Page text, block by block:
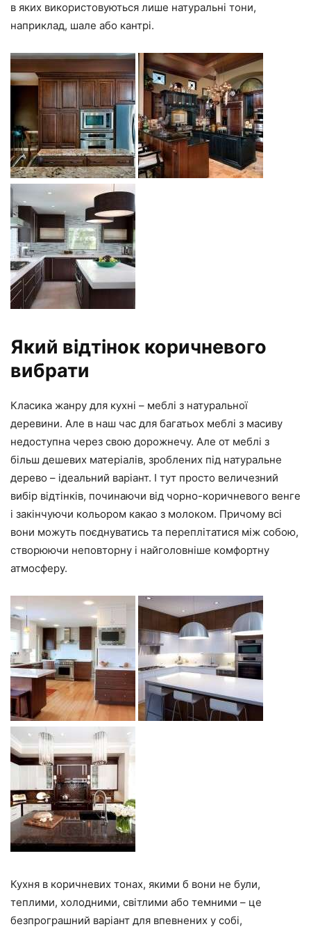
в яких використовуються лише натуральні тони,
наприклад, шале або кантрі.
Який відтінок коричневого
вибрати
Класика жанру для кухні – меблі з натуральної
деревини. Але в наш час для багатьох меблі з масиву
недоступна через свою дорожнечу. Але от меблі з
більш дешевих матеріалів, зроблених під натуральне
дерево – ідеальний варіант. І тут просто величезний
вибір відтінків, починаючи від чорно-коричневого венге
і закінчуючи кольором какао з молоком. Причому всі
вони можуть поєднуватись та переплітатися між собою,
створюючи неповторну і найголовніше комфортну
атмосферу.
Кухня в коричневих тонах, якими б вони не були,
теплими, холодними, світлими або темними – це
безпрограшний варіант для впевнених у собі,